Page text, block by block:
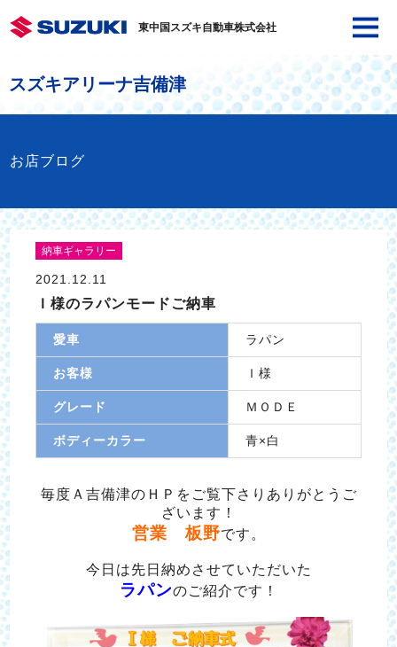
東中国スズキ自動車株式会社
スズキアリーナ吉備津
お店ブログ
納車ギャラリー
2021.12.11
Ｉ様のラパンモードご納車
愛車 ラパン
お客様 Ｉ様
グレード ＭＯＤＥ
ボディーカラー 青×白
毎度Ａ吉備津のＨＰをご覧下さりありがとうご
ざいます！
営業 板野です。
今日は先日納めさせていただいた
ラパンのご紹介です！